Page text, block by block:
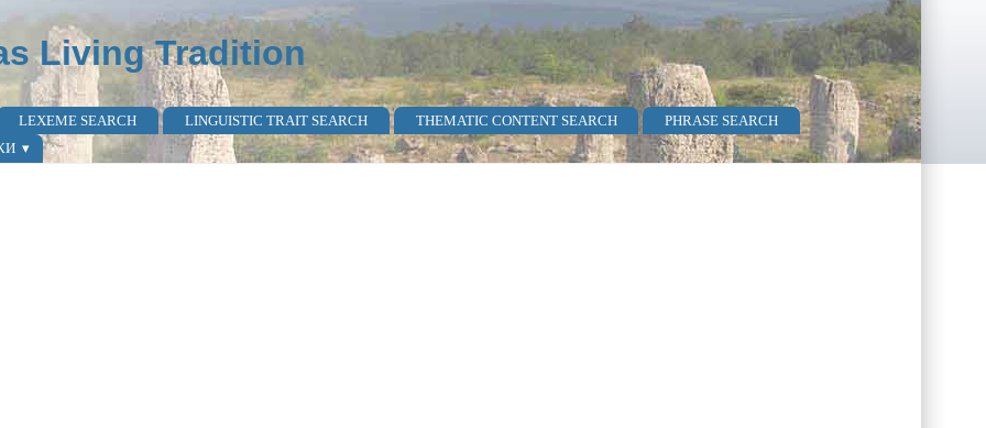
Living Tradition
LEXEME SEARCH LINGUISTIC TRAIT SEARCH THEMATIC CONTENT SEARCH
PHRASE SEARCH